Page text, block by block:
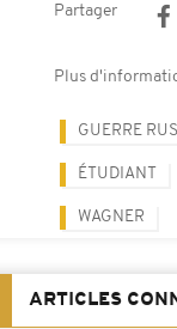
Partager
Plus
GUERRE
ÉTUDIANT
WAGNER
ARTICLES